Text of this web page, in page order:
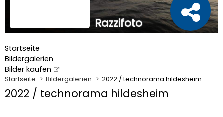
Razzifoto
Startseite
Bildergalerien
Bilder kaufen
Startseite Bildergalerien 2022 / technorama hildesheim
2022 / technorama hildesheim